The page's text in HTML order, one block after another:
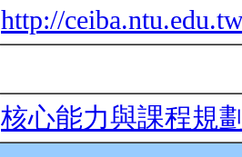
http://
核心能力與課程規